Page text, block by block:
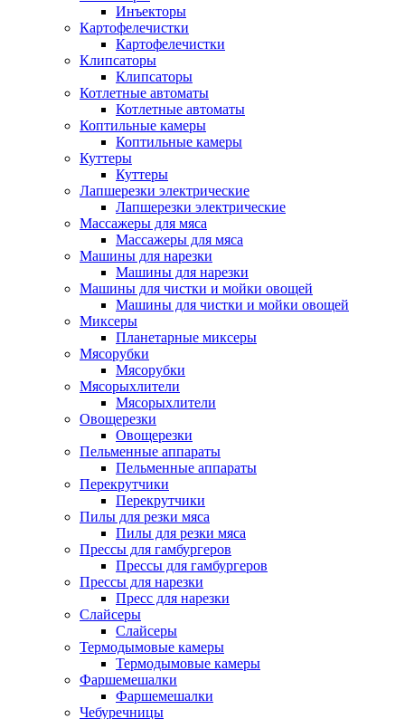
Инъекторы
Картофелечистки
Картофелечистки
Клипсаторы
Клипсаторы
Котлетные автоматы
Котлетные автоматы
Коптильные камеры
Коптильные камеры
Куттеры
Куттеры
Лапшерезки электрические
Лапшерезки электрические
Массажеры для мяса
Массажеры для мяса
Машины для нарезки
Машины для нарезки
Машины для чистки и мойки овощей
Машины для чистки и мойки овощей
Миксеры
Планетарные миксеры
Мясорубки
Мясорубки
Мясорыхлители
Мясорыхлители
Овощерезки
Овощерезки
Пельменные аппараты
Пельменные аппараты
Перекрутчики
Перекрутчики
Пилы для резки мяса
Пилы для резки мяса
Прессы для гамбургеров
Прессы для гамбургеров
Прессы для нарезки
Пресс для нарезки
Слайсеры
Слайсеры
Термодымовые камеры
Термодымовые камеры
Фаршемешалки
Фаршемешалки
Чебуречницы